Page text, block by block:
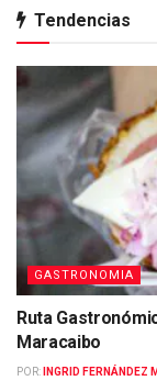
Tendencias
GASTRONOMIA
Ruta
Maracaibo
POR: INGRID FERNÁNDEZ